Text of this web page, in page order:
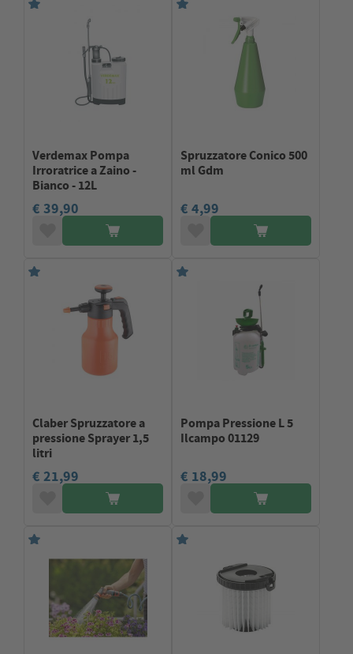
Verdemax Pompa
Irroratrice a Zaino -
Bianco - 12L
€ 39,90
Spruzzatore Conico 500
ml Gdm
€ 4,99
Claber Spruzzatore a
pressione Sprayer 1,5
litri
€ 21,99
Pompa Pressione L 5
Ilcampo 01129
€ 18,99